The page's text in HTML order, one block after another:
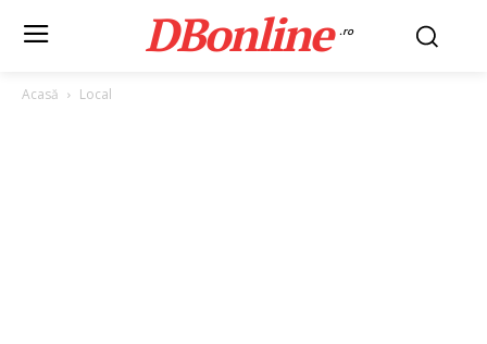
DBonline .ro
Acasă Local